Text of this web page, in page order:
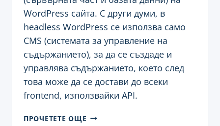
WordPress сайта. С други думи, в
headless WordPress се използва само
CMS (системата за управление на
съдържанието), за да се създаде и
управлява съдържанието, което след
това може да се достави до всеки
frontend, използвайки API.
ПРОЧЕТЕТЕ ОЩЕ ГЪВКАВОСТ